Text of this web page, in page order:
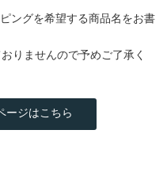
ングを希望する商品名をお書
りませんので予めご了承く
ージはこちら